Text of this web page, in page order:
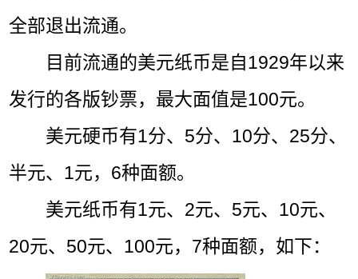
全部退出流通。
目前流通的美元纸币是自1929年以来
发行的各版钞票，最大面值是100元。
美元硬币有1分、5分、10分、25分、
半元、1元，6种面额。
美元纸币有1元、2元、5元、10元、
20元、50元、100元，7种面额，如下：